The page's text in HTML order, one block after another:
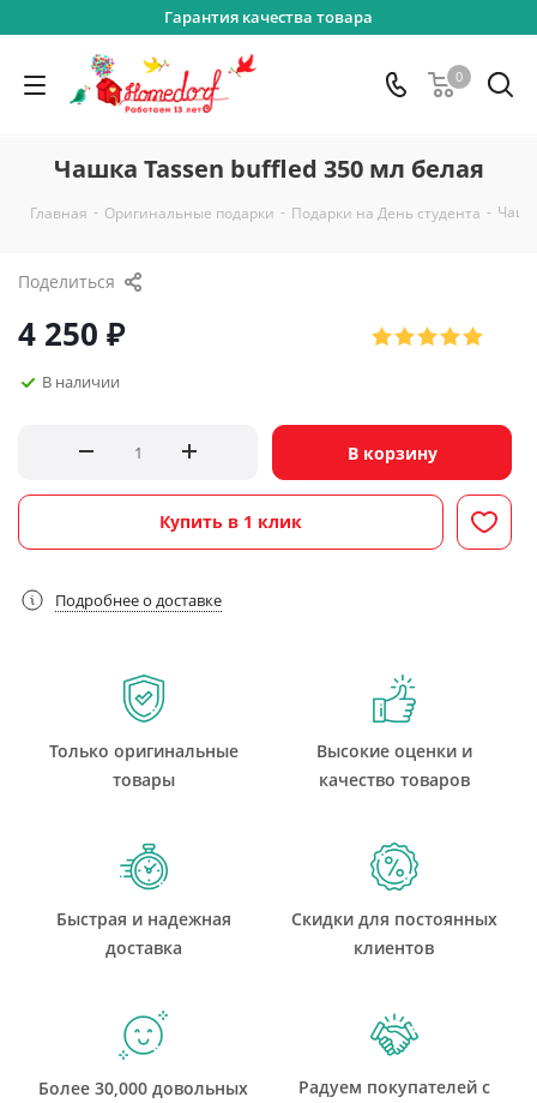
Гарантия качества товара
0
Чашка Tassen buffled 350 мл белая
Главная - Оригинальные подарки - Подарки на День студента -
Поделиться
4 250 ₽
В наличии
В корзину
Купить в 1 клик
Подробнее о доставке
Только оригинальные
товары
Высокие оценки и
качество товаров
Быстрая и надежная
доставка
Скидки для постоянных
клиентов
Более 30,000 довольных
Радуем покупателей с